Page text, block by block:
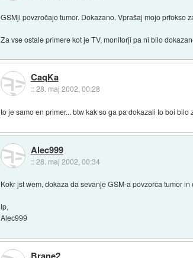
GSMji povzročajo tumor. Dokazano. Vprašaj mojo prfokso
Za vse ostale primere kot je TV, monitorji pa ni bilo
CaqKa
::28. maj 2002, 00:28
to je samo en primer... btw kak so ga pa dokazali to boi
Alec999
::28. maj 2002, 00:34
Kokr jst wem, dokaza da sevanje GSM-a povzorca tumor
lp,
Alec999